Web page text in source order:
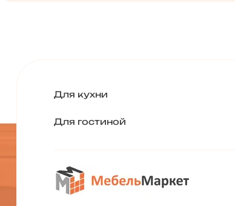
Для кухни
Для гостиной